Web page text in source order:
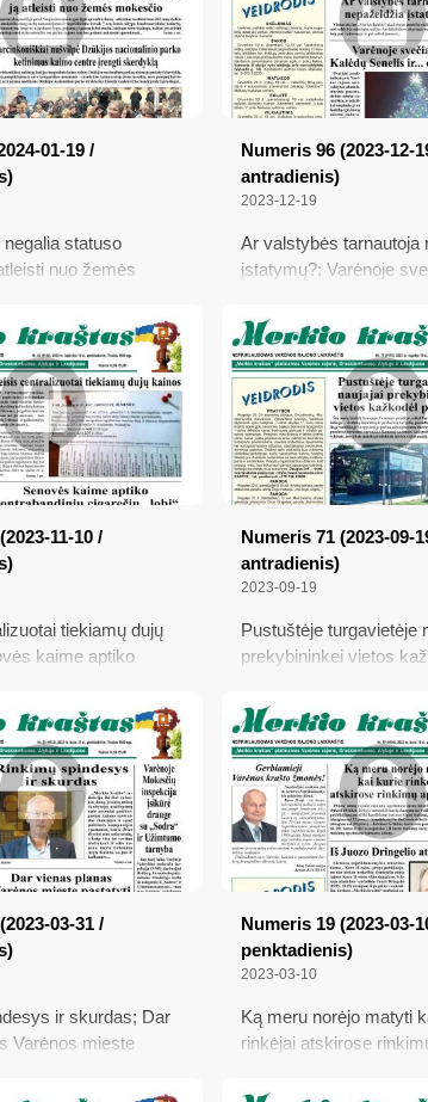
01-19 /
statuso
nuo žemės
parko
centre įrengti
apgynė ne ginklai
Laisvės kaina
Numeris 96 (2023-12-
antradienis)
2023-12-19
Ar valstybės tarnautoja
įstatymų?; Varėnoje
Mokesčius moka ir
Varėnos krašto
kavalieriai
11-10 /
tiekiamų dujų
kaime aptiko
Paryžiuje
Prix“; Vidury
niekas nekeičia – tik
Numeris 71 (2023-09-
antradienis)
2023-09-19
Pustuštėje turgavietėje
prekybininkei vietos
direktorius tikisi, kad
sezoną bus pigesnis;
supirkimo kainų
mieliau pasilieka sau;
baidarių sezonas:
geriau; Įžūlią gaują
pareigūnai siunčia
03-31 /
ir skurdas; Dar
Varėnos mieste
varėniškį
Numeris 19 (2023-03-
penktadienis)
2023-03-10
Ką meru norėjo matyti
rinkėjai atskirose
atsiminimų; Skolos